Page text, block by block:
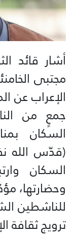
أشار قائد
مجتبى
الإعراب عن
جمعٍ من
السكان
(قدّس الله
السكان
وحضارتها،
للناشطين
ترويج ثقافة